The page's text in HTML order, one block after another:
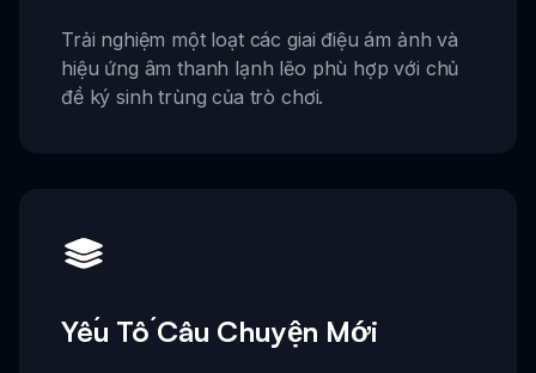
Trải nghiệm một loạt các giai điệu ám ảnh và
hiệu ứng âm thanh lạnh lẽo phù hợp với chủ
đề ký sinh trùng của trò chơi.
Yếu Tố Câu Chuyện Mới